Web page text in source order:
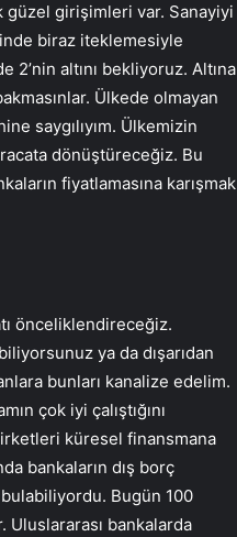
güzel girişimleri var. Sanayiyi
biraz iteklemesiyle
2’nin altını bekliyoruz. Altına
Ülkede olmayan
saygılıyım. Ülkemizin
dönüştüreceğiz. Bu
fiyatlamasına karışmak
önceliklendireceğiz.
ya da dışarıdan
bunları kanalize edelim.
çok iyi çalıştığını
küresel finansmana
bankaların dış borç
Bugün 100
bankalarda